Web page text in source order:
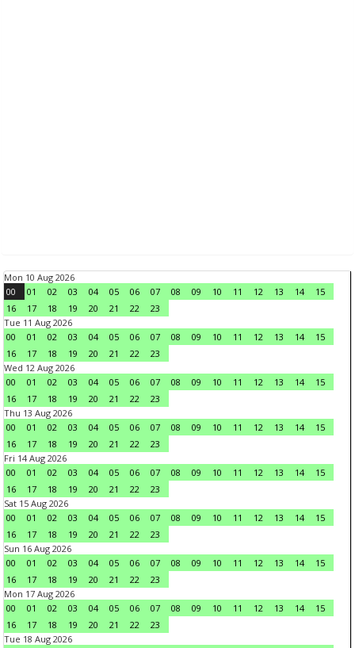
Mon 10 Aug 2026
00
01 02 03 04 05 06 07 08 09 10 11 12 13 14
15
16
17 18 19 20 21 22
23
Tue 11 Aug 2026
00
01 02 03 04 05 06 07 08 09 10 11 12 13 14
15
16
17 18 19 20 21 22
23
Wed 12 Aug 2026
00
01 02 03 04 05 06 07 08 09 10 11 12 13 14
15
16
17 18 19 20 21 22
23
Thu 13 Aug 2026
00
01 02 03 04 05 06 07 08 09 10 11 12 13 14
15
16
17 18 19 20 21 22
23
Fri 14 Aug 2026
00
01 02 03 04 05 06 07 08 09 10 11 12 13 14
15
16
17 18 19 20 21 22
23
Sat 15 Aug 2026
00
01 02 03 04 05 06 07 08 09 10 11 12 13 14
15
16
17 18 19 20 21 22
23
Sun 16 Aug 2026
00
01 02 03 04 05 06 07 08 09 10 11 12 13 14
15
16
17 18 19 20 21 22
23
Mon 17 Aug 2026
00
01 02 03 04 05 06 07 08 09 10 11 12 13 14
15
16
17 18 19 20 21 22
23
Tue 18 Aug 2026